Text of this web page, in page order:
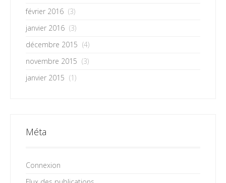
février 2016 (3)
janvier 2016 (3)
décembre 2015 (4)
novembre 2015 (3)
janvier 2015 (1)
Méta
Connexion